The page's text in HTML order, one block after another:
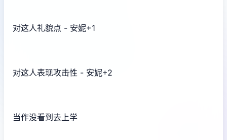
对这人礼貌点 - 安妮+1
对这人表现攻击性 - 安妮+2
当作没看到去上学